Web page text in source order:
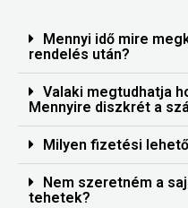
Mennyi idő mire
rendelés után?
Valaki megtudhatja
Mennyire diszkrét a
Milyen fizetési
Nem szeretném a
tehetek?